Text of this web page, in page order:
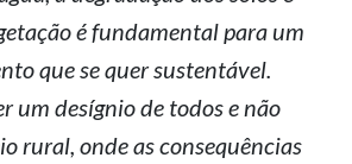
é fundamental para um
que se quer sustentável.
um desígnio de todos e não
rural, onde as consequências